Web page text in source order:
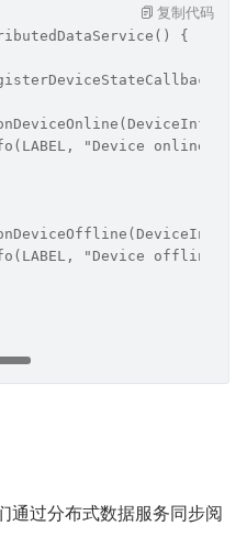
{
"Device online: "
"Device offline:
复制代码
通过分布式数据服务同步阅